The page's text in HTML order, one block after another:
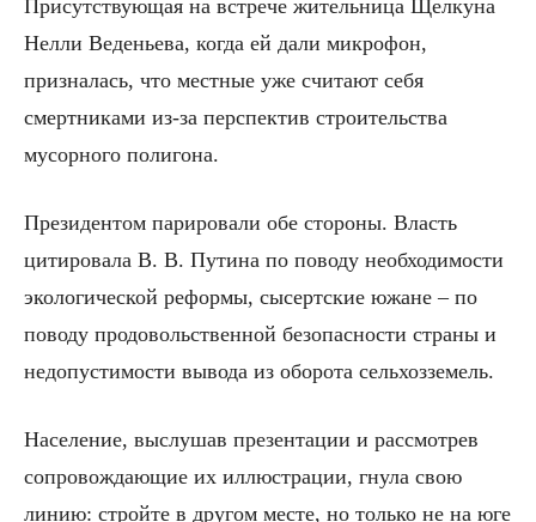
Присутствующая на встрече жительница Щелкуна
Нелли Веденьева, когда ей дали микрофон,
призналась, что местные уже считают себя
смертниками из-за перспектив строительства
мусорного полигона.
Президентом парировали обе стороны. Власть
цитировала В. В. Путина по поводу необходимости
экологической реформы, сысертские южане – по
поводу продовольственной безопасности страны и
недопустимости вывода из оборота сельхозземель.
Население, выслушав презентации и рассмотрев
сопровождающие их иллюстрации, гнула свою
линию: стройте в другом месте, но только не на юге